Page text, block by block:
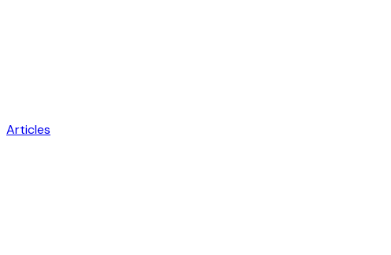
Articles